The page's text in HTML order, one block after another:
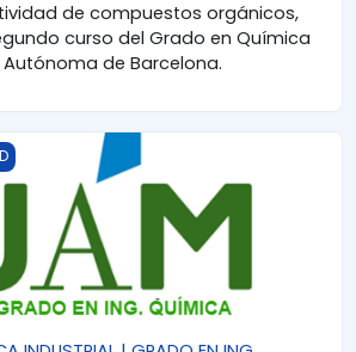
de compuestos orgánicos,
curso del Grado en Química
de Barcelona.
INDUSTRIAL | GRADO EN ING. QUÍMICA |